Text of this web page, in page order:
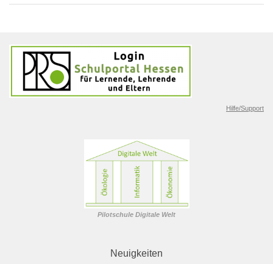
Hilfe/Support
Pilotschule Digitale Welt
Neuigkeiten